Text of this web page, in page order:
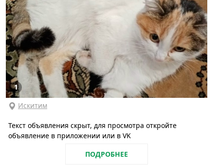
1
Искитим
Текст объявления скрыт, для просмотра откройте
объявление в приложении или в VK
ПОДРОБНЕЕ